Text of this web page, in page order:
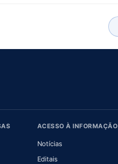
ACESSO À INFORMAÇÃO
Notícias
Editais